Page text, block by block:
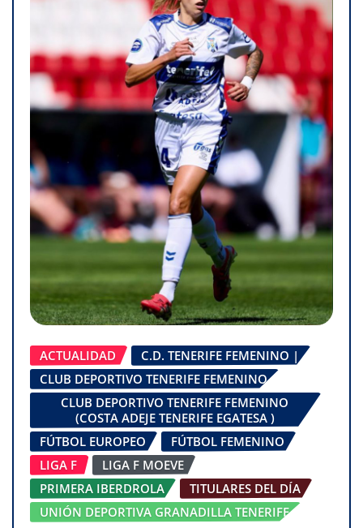
ACTUALIDAD
C.D. TENERIFE FEMENINO |
CLUB DEPORTIVO TENERIFE FEMENINO
CLUB DEPORTIVO TENERIFE FEMENINO
(COSTA ADEJE TENERIFE EGATESA )
FÚTBOL EUROPEO
FÚTBOL FEMENINO
LIGA F
LIGA F MOEVE
PRIMERA IBERDROLA
TITULARES DEL DÍA
UNIÓN DEPORTIVA GRANADILLA TENERIFE